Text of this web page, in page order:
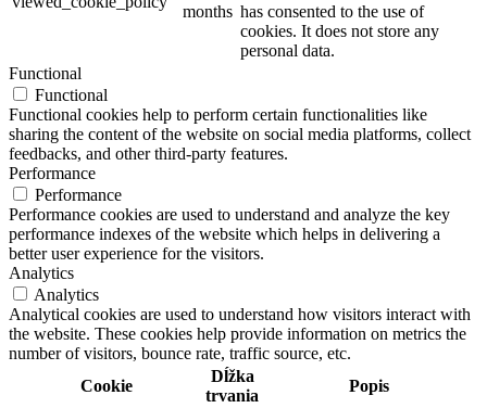
months has consented to the use of
cookies. It does not store any
personal data.
Functional
Functional
Functional cookies help to perform certain functionalities like
sharing the content of the website on social media platforms, collect
feedbacks, and other third-party features.
Performance
Performance
Performance cookies are used to understand and analyze the key
performance indexes of the website which helps in delivering a
better user experience for the visitors.
Analytics
Analytics
Analytical cookies are used to understand how visitors interact with
the website. These cookies help provide information on metrics the
number of visitors, bounce rate, traffic source, etc.
Cookie
Dĺžka
trvania
Popis